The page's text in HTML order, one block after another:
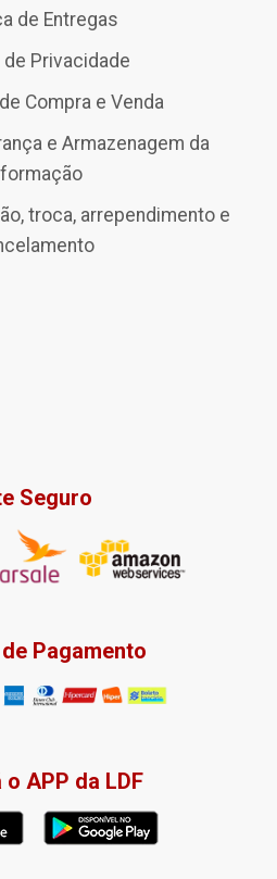
de Entregas
de Privacidade
Compra e Venda
e Armazenagem da
troca, arrependimento e
Seguro
Pagamento
o APP da LDF